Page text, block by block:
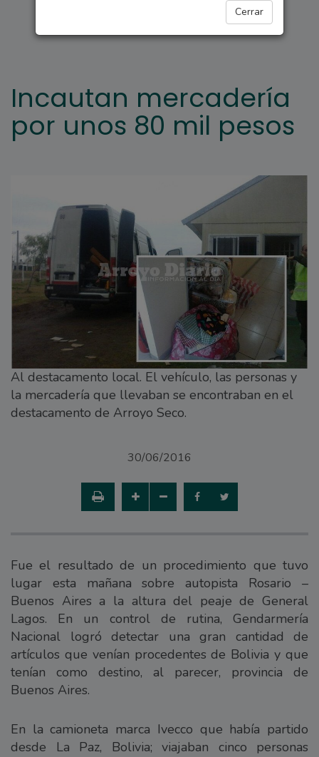
Cerrar
Incautan mercadería
por unos 80 mil pesos
Al destacamento local. El vehículo, las personas y
la mercadería que llevaban se encontraban en el
destacamento de Arroyo Seco.
30/06/2016
Fue el resultado de un procedimiento que tuvo
lugar esta mañana sobre autopista Rosario –
Buenos Aires a la altura del peaje de General
Lagos. En un control de rutina, Gendarmería
Nacional logró detectar una gran cantidad de
artículos que venían procedentes de Bolivia y que
tenían como destino, al parecer, provincia de
Buenos Aires.
En la camioneta marca Ivecco que había partido
desde La Paz, Bolivia; viajaban cinco personas